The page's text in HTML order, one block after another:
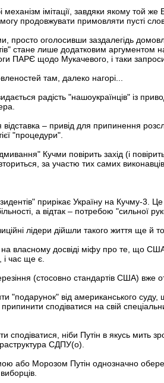
імітації, завдяки якому той же
продовжувати примовляти пусті
оголосивши заздалегідь
стане лише додатковим аргументом на
ПАРЄ щодо Мукачевого, і таки
там, далеко нагорі...
радість "нашоукраїнців" із
– привід для припинення
"процедури".
Кучми повірить захід (і
за участю тих самих
прирікає Україну на Кучму-3.
а відтак – потребою "сильної
лідери дійшли такого життя ще й
власному досвіді міфу про те, що
час ще є.
(стосовно стандартів США) вже
від американського суду,
сподіватися на свій
сподіватися, ніби Путін в якусь мить
СДПУ(о).
або Морозом Путін однозначно